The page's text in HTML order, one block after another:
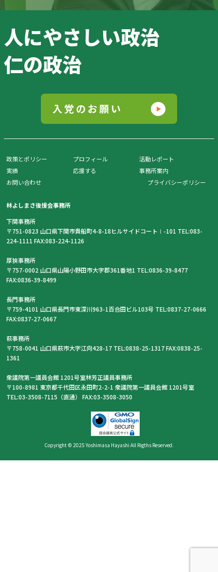
人にやさしい政治
仁の政治
入党のお願い
政策とポリシー プロフィール
活動レポート
実績
応援する
事務所案内
お問い合わせ
プライバシーポリシー
Copyright © 2025 Yoshimasa Hayashi All Rigths Reserved.
林よしまさ後援会事務所
下関事務所
〒751-0823 山口県下関市貴船町4-8-18ヒルサイドコートⅠ-101 TEL:083-
224-1111 FAX:083-224-1126
厚狭事務所
〒757-0002 山口県山陽小野田市大字郡361番地1 TEL:0836-39-8477
FAX:0836-39-8499
長門事務所
〒759-4101 山口県長門市東深川963-1百合田ビル103号 TEL:0837-27-0666
FAX:0837-27-0667
萩事務所
〒758-0041 山口県萩市大字江向428-17 TEL:0838-25-1317 FAX:0838-25-
1361
衆議院第一議員会館 1201号室林芳正議員事務所
〒100-8981 東京都千代田区永田町2-2-1 衆議院第一議員会館 1201号室
TEL:03-3508-7115（直通） FAX:03-3508-3050